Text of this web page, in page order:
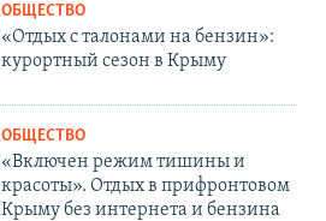
ОБЩЕСТВО
«Отдых с талонами на бензин»:
курортный сезон в Крыму
ОБЩЕСТВО
«Включен режим тишины и
красоты». Отдых в прифронтовом
Крыму без интернета и бензина